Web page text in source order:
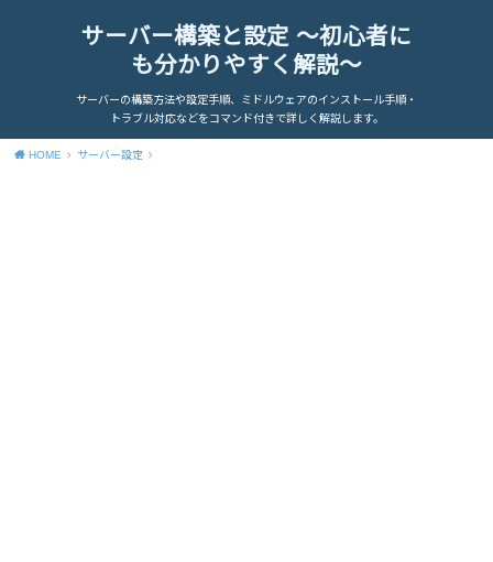
サーバー構築と設定 ～初心者に
も分かりやすく解説～
サーバーの構築方法や設定手順、ミドルウェアのインストール手順・
トラブル対応などをコマンド付きで詳しく解説します。
HOME サーバー設定